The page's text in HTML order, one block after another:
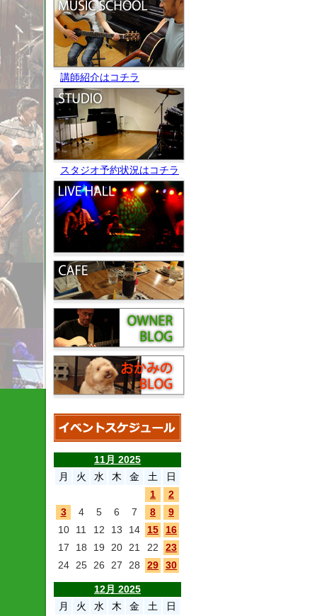
講師紹介はコチラ
スタジオ予約状況はコチラ
11月 2025
月
火 水 木 金 土
日
1
2
3
4 5 6 7 8
9
10
11 12 13 14 15
16
17
18 19 20 21 22
23
24
25 26 27 28 29 30
12月 2025
月
火 水 木 金 土
日